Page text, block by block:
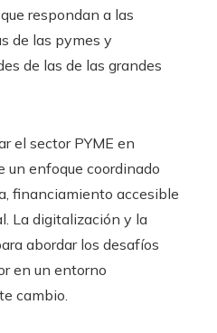
respondan a las
de las pymes y
de las de las grandes
el sector PYME en
un enfoque coordinado
financiamiento accesible
La digitalización y la
abordar los desafíos
en un entorno
cambio.